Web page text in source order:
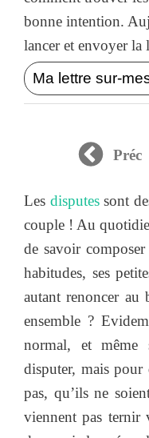
bonne intention.
lancer et envoyer la
Ma lettre sur-
Préc
Les disputessont
couple ! Au
de savoir
habitudes, ses
autant renoncer au
ensemble ?
normal, et
disputer, mais pour
pas, qu’ils ne
viennent pas ternir